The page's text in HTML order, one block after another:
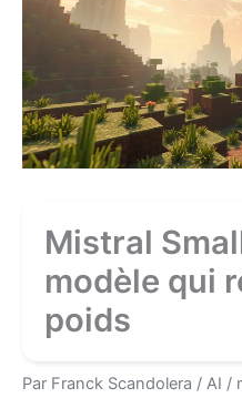
Mistral
modèle qui
poids
Par Franck Scandolera / AI /